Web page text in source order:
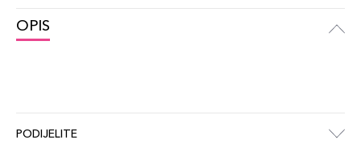
OPIS
PODIJELITE